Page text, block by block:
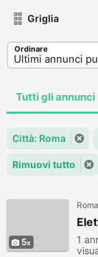
Griglia
Ordinare
Tutti gli annunci
Città: Roma
Rimuovi tutto
5
Roma
1